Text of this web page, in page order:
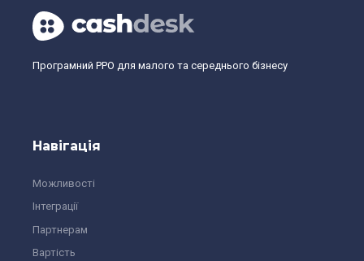
Програмний РРО для малого та середнього бізнесу
Навігація
Можливості
Інтеграції
Партнерам
Вартість